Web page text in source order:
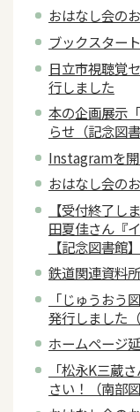
おはなし会の
ブックスター
日立市視聴覚
行しました
本の企画展示
らせ（記念図書
Instagramを開
おはなし会の
【受付終了
田夏佳さん『
【記念図書館】
鉄道関連資料
「じゅうお
発行しました
ホームページ
「松永K三蔵
さい！（南部図